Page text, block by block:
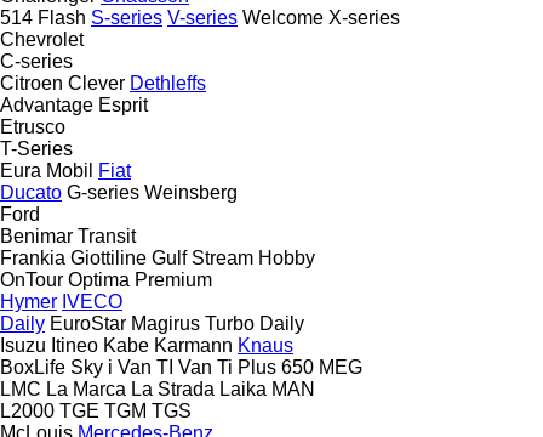
514 Flash S-series V-series Welcome X-series
Chevrolet
C-series
Citroen Clever Dethleffs
Advantage Esprit
Etrusco
T-Series
Eura Mobil
Fiat
Ducato G-series Weinsberg
Ford
Benimar Transit
Frankia Giottiline Gulf Stream Hobby
OnTour Optima Premium
Hymer IVECO
Daily EuroStar Magirus Turbo Daily
Isuzu Itineo Kabe Karmann Knaus
BoxLife Sky i Van TI Van Ti Plus 650 MEG
LMC La Marca La Strada Laika MAN
L2000 TGE TGM TGS
McLouis Mercedes-Benz